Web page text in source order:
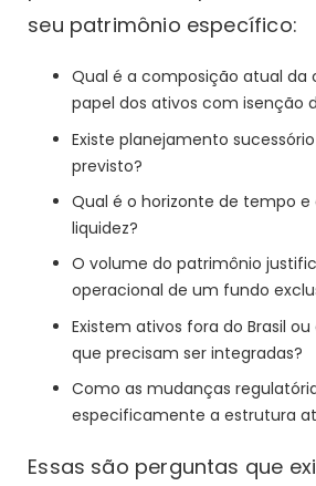
seu patrimônio específico:
Qual é a composição atual da
papel dos ativos com isenção
Existe planejamento
previsto?
Qual é o horizonte de tempo e
liquidez?
O volume do patrimônio
operacional de um fundo
Existem ativos fora do Brasil
que precisam ser integradas?
Como as mudanças
especificamente a estrutura
Essas são perguntas que